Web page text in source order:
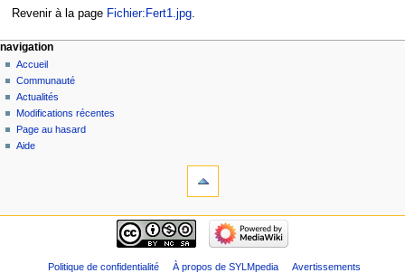
la
la
Revenir à la page Fichier:Fert1.jpg.
navigation
Accueil
Communauté
Actualités
Modifications récentes
Page au hasard
Aide
Politique de confidentialité À propos de SYLMpedia Avertissements